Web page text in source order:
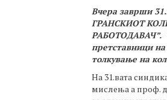
Вчера заврши
ГРАНСКИОТ
РАБОТОДАВАЧ”.
претставници
толкување на
На 31.вата
мислења а проф.